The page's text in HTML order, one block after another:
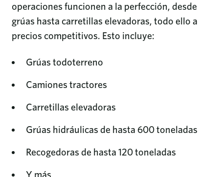
operaciones funcionen a la perfección, desde
grúas hasta carretillas elevadoras, todo ello a
precios competitivos. Esto incluye:
Grúas todoterreno
Camiones tractores
Carretillas elevadoras
Grúas hidráulicas de hasta 600 toneladas
Recogedoras de hasta 120 toneladas
Y más